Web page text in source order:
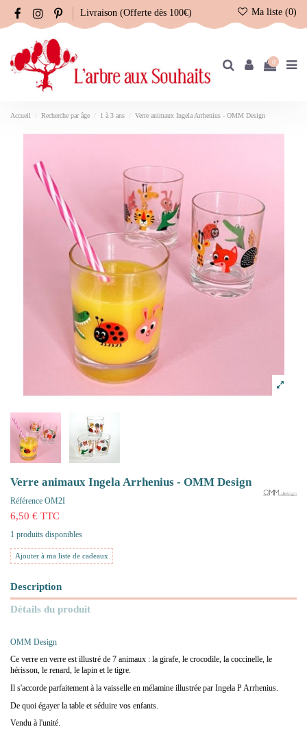
Livraison (Offerte dès 100€) Ma liste (0)
0
Accueil Recherche par âge 1 à 3 ans Verre animaux Ingela Arrhenius - OMM Design
Verre animaux Ingela Arrhenius - OMM Design
Référence OM2I
6,50 € TTC
1 produits disponibles
Ajouter à ma liste de cadeaux
Description
Détails du produit
OMM Design
Ce verre en verre est illustré de 7 animaux : la girafe, le crocodile, la coccinelle, le
hérisson, le renard, le lapin et le tigre.
Il s'accorde parfaitement à la vaisselle en mélamine illustrée par Ingela P Arrhenius.
De quoi égayer la table et séduire vos enfants.
Vendu à l'unité.